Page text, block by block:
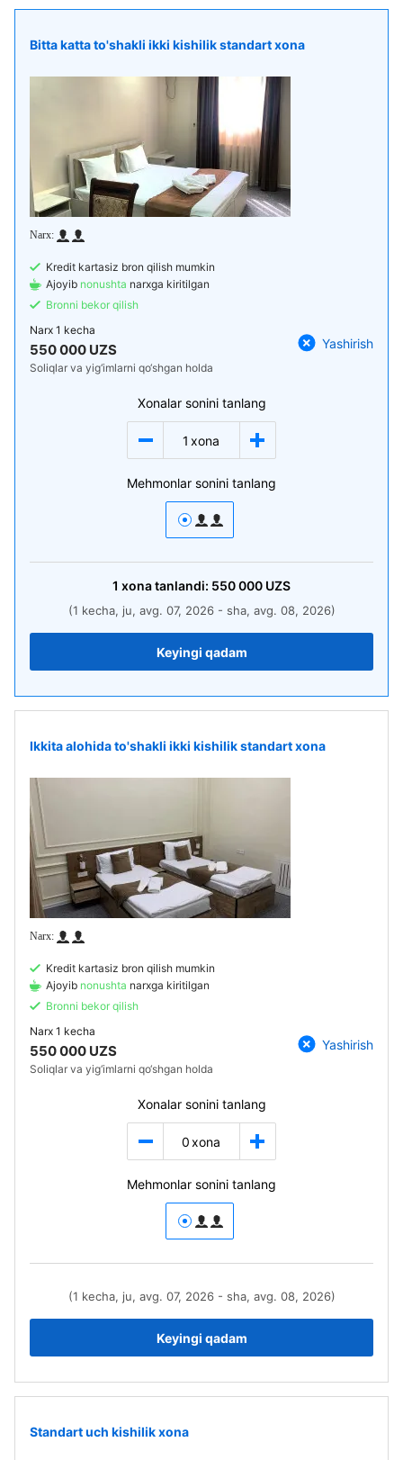
Bitta katta to'shakli ikki kishilik standart xona
Kredit kartasiz bron qilish mumkin
Ajoyib nonushta narxga kiritilgan
Bronni bekor qilish
Narx 1 kecha
550 000 UZS
Soliqlar va yig‘imlarni qo‘shgan holda
Yashirish
Xonalar sonini tanlang
1 xona
Mehmonlar sonini tanlang
1 xonatanlandi: 550 000 UZS
(1 kecha, ju, avg. 07, 2026 - sha, avg. 08, 2026)
Keyingi qadam
Ikkita alohida to'shakli ikki kishilik standart xona
Kredit kartasiz bron qilish mumkin
Ajoyib nonushta narxga kiritilgan
Bronni bekor qilish
Narx 1 kecha
550 000 UZS
Soliqlar va yig‘imlarni qo‘shgan holda
Yashirish
Xonalar sonini tanlang
0 xona
Mehmonlar sonini tanlang
(1 kecha, ju, avg. 07, 2026 - sha, avg. 08, 2026)
Keyingi qadam
Standart uch kishilik xona